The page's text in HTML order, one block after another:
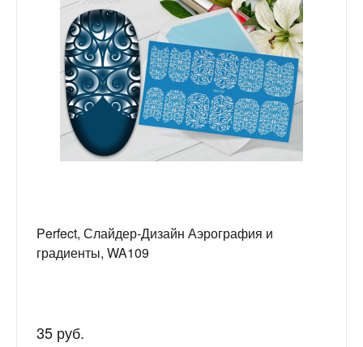
Perfect, Слайдер-Дизайн Аэрография и
градиенты, WA109
35 руб.